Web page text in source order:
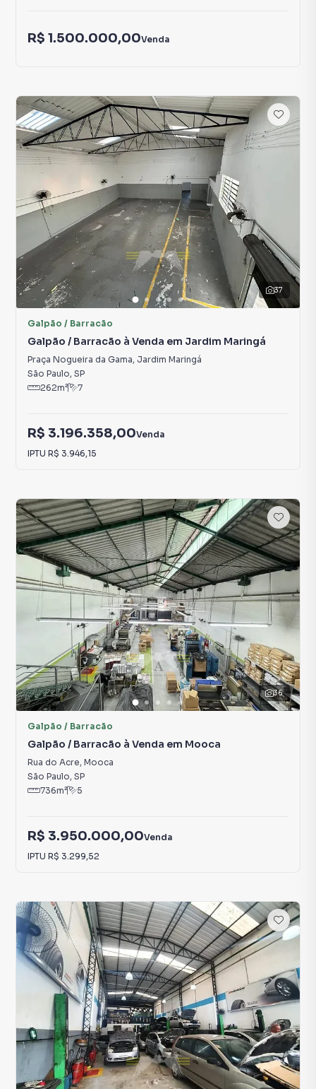
R$ 1.500.000,00Venda
37
Galpão / Barracão
Galpão / Barracão à Venda em Jardim Maringá
Praça Nogueira da Gama, Jardim Maringá
São Paulo, SP
262m² 7
R$ 3.196.358,00Venda
IPTU R$ 3.946,15
36
Galpão / Barracão
Galpão / Barracão à Venda em Mooca
Rua do Acre, Mooca
São Paulo, SP
736m² 5
R$ 3.950.000,00Venda
IPTU R$ 3.299,52